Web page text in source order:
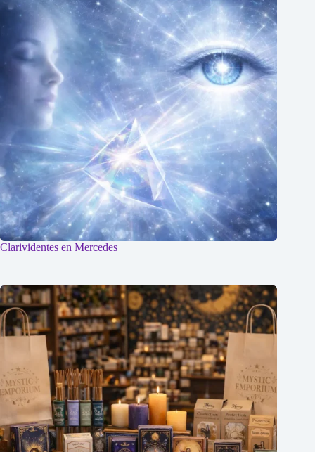
Clarividentes en Mercedes